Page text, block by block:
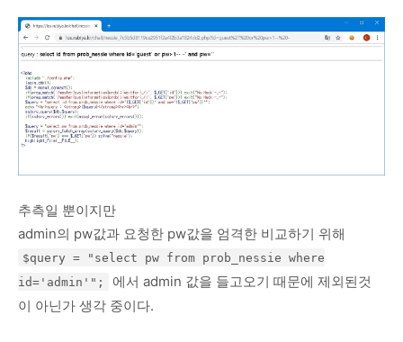
추측일 뿐이지만
admin의 pw값과 요청한 pw값을 엄격한 비교하기 위해
$query = "select pw from prob_nessie where
id='admin'";
에서 admin 값을 들고오기 때문에 제외된것
이 아닌가 생각 중이다.